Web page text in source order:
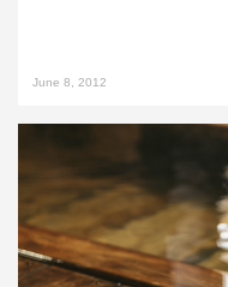
June 8, 2012